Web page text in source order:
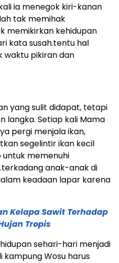
ia menegok kiri-kanan
tak memihak
memikirkan kehidupan
kata susah.tentu hal
waktu pikiran dan
yang sulit didapat, tetapi
langka. Setiap kali Mama
pergi menjala ikan,
segelintir ikan kecil
memenuhi
anak-anak di
keadaan lapar karena
Kelapa Sawit Terhadap
Tropis
sehari-hari menjadi
Wosu harus